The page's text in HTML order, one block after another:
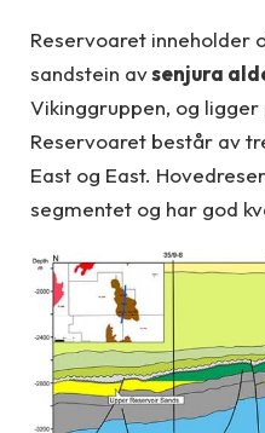
Reservoaret inneholder
sandstein avsenjura
Vikinggruppen, og
Reservoaret består av
East og East.
segmentet og har god